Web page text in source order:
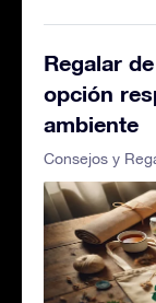
Regalar
opción
ambiente
Consejos y